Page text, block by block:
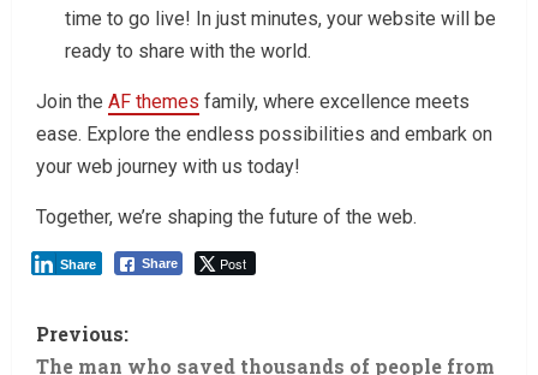
time to go live! In just minutes, your website will be
ready to share with the world.
Join the AF themes family, where excellence meets
ease. Explore the endless possibilities and embark on
your web journey with us today!
Together, we’re shaping the future of the web.
Share Post
Share
Previous:
The man who saved thousands of people from